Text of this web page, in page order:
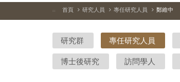
院-
臺
灣
史
::: 首頁 研究人員 專任研究人員 鄭維中
研究群 專任研究人員
博士後研究 訪問學人